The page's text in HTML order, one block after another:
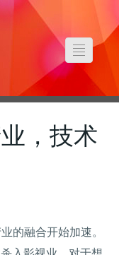
，技术
的融合开始加速。